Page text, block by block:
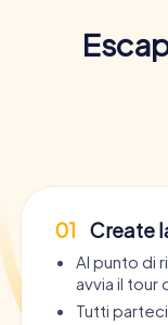
01 Create
Al punto di
avvia il tour
Tutti